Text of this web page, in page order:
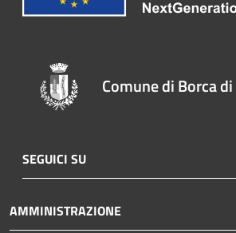
Comune di Borca
SEGUICI SU
AMMINISTRAZIONE